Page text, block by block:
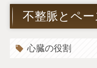
不整脈とペ
心臓の役割